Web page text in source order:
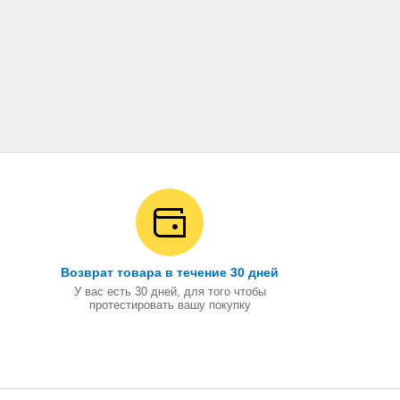
Возврат товара в течение 30 дней
У вас есть 30 дней, для того чтобы
протестировать вашу покупку